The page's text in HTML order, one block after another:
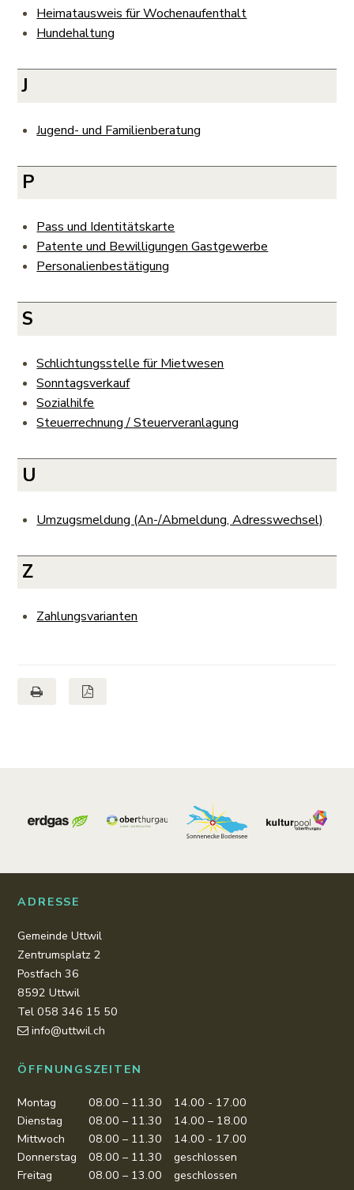
Heimatausweis für Wochenaufenthalt
Hundehaltung
J
Jugend- und Familienberatung
P
Pass und Identitätskarte
Patente und Bewilligungen Gastgewerbe
Personalienbestätigung
S
Schlichtungsstelle für Mietwesen
Sonntagsverkauf
Sozialhilfe
Steuerrechnung / Steuerveranlagung
U
Umzugsmeldung (An-/Abmeldung, Adresswechsel)
Z
Zahlungsvarianten
Seite druckenSeite als PDF
ADRESSE
Gemeinde Uttwil
Zentrumsplatz 2
Postfach 36
8592 Uttwil
Tel 058 346 15 50
info@uttwil.ch
ÖFFNUNGSZEITEN
Montag 08.00 – 11.30
14.00 - 17.00
Dienstag
08.00 – 11.30
14.00 – 18.00
Mittwoch
08.00 – 11.30
14.00 - 17.00
Donnerstag
08.00 – 11.30
geschlossen
Freitag
08.00 – 13.00 geschlossen